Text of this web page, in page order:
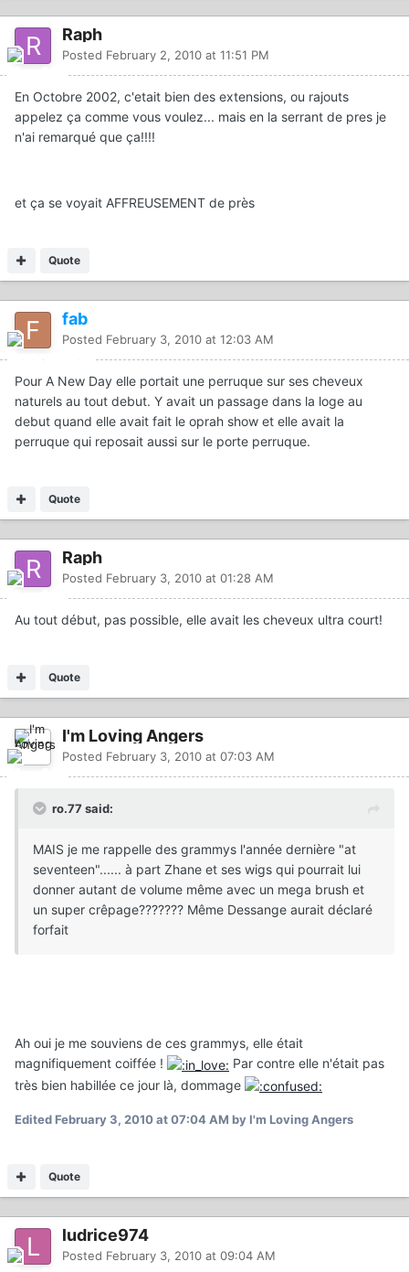
Raph
Posted February 2, 2010 at 11:51 PM
En Octobre 2002, c'etait bien des extensions, ou rajouts
appelez ça comme vous voulez... mais en la serrant de pres je
n'ai remarqué que ça!!!!
et ça se voyait AFFREUSEMENT de près
Quote
fab
Posted February 3, 2010 at 12:03 AM
Pour A New Day elle portait une perruque sur ses cheveux
naturels au tout debut. Y avait un passage dans la loge au
debut quand elle avait fait le oprah show et elle avait la
perruque qui reposait aussi sur le porte perruque.
Quote
Raph
Posted February 3, 2010 at 01:28 AM
Au tout début, pas possible, elle avait les cheveux ultra court!
Quote
I'm Loving Angers
Posted February 3, 2010 at 07:03 AM
ro.77 said:
MAIS je me rappelle des grammys l'année dernière "at
seventeen"...... à part Zhane et ses wigs qui pourrait lui
donner autant de volume même avec un mega brush et
un super crêpage??????? Même Dessange aurait déclaré
forfait
Ah oui je me souviens de ces grammys, elle était
magnifiquement coiffée !
Par contre elle n'était pas
très bien habillée ce jour là, dommage
EditedFebruary 3, 2010 at 07:04 AM by I'm Loving Angers
Quote
ludrice974
Posted February 3, 2010 at 09:04 AM